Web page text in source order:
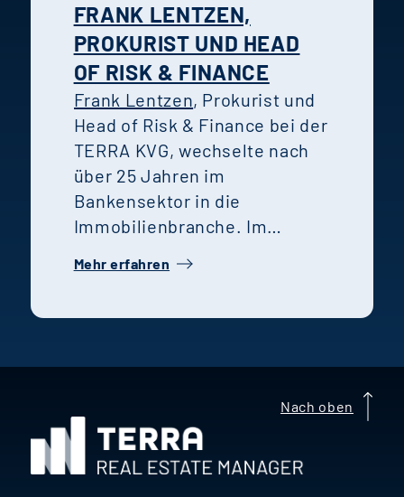
FRANK LENTZEN,
PROKURIST UND HEAD
OF RISK & FINANCE
Frank Lentzen, Prokurist und
Head of Risk & Finance bei der
TERRA KVG, wechselte nach
über 25 Jahren im
Bankensektor in die
Immobilienbranche. Im
Herausforderungen seines
Mehr erfahren
Nach oben